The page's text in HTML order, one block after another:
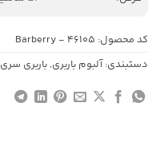
کد محصول: Barberry - 46105
دستبندی:آلبوم باربری,باربری سری 100